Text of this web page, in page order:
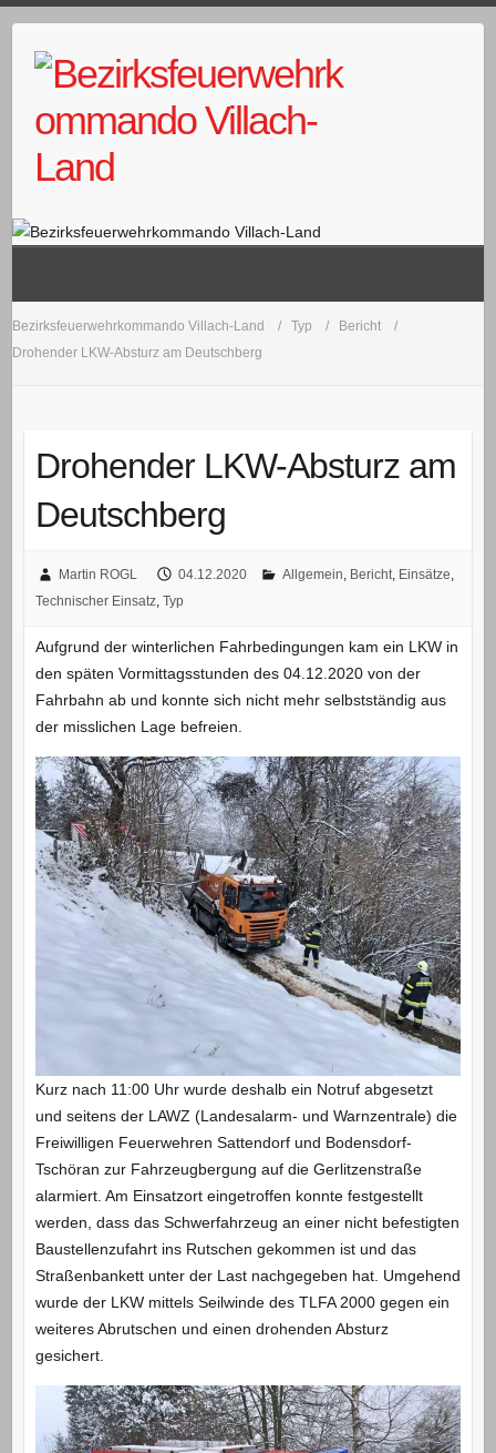
content
Bezirksfeuerwehrkommando Villach-Land Typ
Bericht
Drohender LKW-Absturz am Deutschberg
Drohender LKW-Absturz am
Deutschberg
Martin ROGL 04.12.2020 Allgemein, Bericht, Einsätze,
Technischer Einsatz, Typ
Aufgrund der winterlichen Fahrbedingungen kam ein LKW in
den späten Vormittagsstunden des 04.12.2020 von der
Fahrbahn ab und konnte sich nicht mehr selbstständig aus
der misslichen Lage befreien.
Kurz nach 11:00 Uhr wurde deshalb ein Notruf abgesetzt
und seitens der LAWZ (Landesalarm- und Warnzentrale) die
Freiwilligen Feuerwehren Sattendorf und Bodensdorf-
Tschöran zur Fahrzeugbergung auf die Gerlitzenstraße
alarmiert. Am Einsatzort eingetroffen konnte festgestellt
werden, dass das Schwerfahrzeug an einer nicht befestigten
Baustellenzufahrt ins Rutschen gekommen ist und das
Straßenbankett unter der Last nachgegeben hat. Umgehend
wurde der LKW mittels Seilwinde des TLFA 2000 gegen ein
weiteres Abrutschen und einen drohenden Absturz
gesichert.